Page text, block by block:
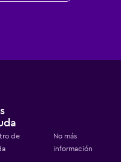
de
No más
información